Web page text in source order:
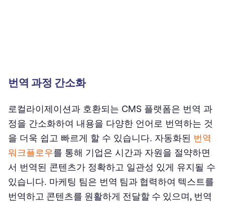
번역 과정 간소화
로컬라이제이션과 호환되는 CMS 플랫폼은 번역 과
정을 간소화하여 내용을 다양한 언어로 번역하는 것
을 더욱 쉽고 빠르게 할 수 있습니다. 자동화된 번역
워크플로우를 통해 기업은 시간과 자원을 절약하면
서 번역된 콘텐츠가 정확하고 일관성 있게 유지될 수
있습니다. 마케팅 팀은 번역 팀과 협력하여 텍스트를
번역하고 콘텐츠를 원활하게 전달할 수 있으며, 번역